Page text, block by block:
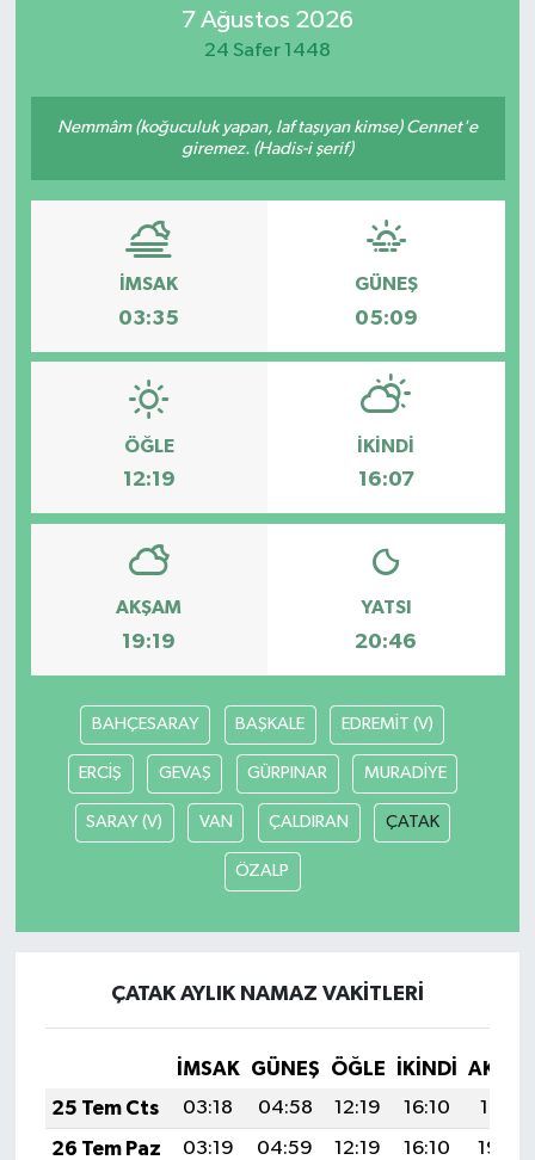
7 Ağustos 2026
24 Safer 1448
Nemmâm (koğuculuk yapan, laf taşıyan kimse) Cennet'e
giremez. (Hadis-i şerif)
İMSAK
03:35
GÜNEŞ
05:09
ÖĞLE
12:19
İKINDI
16:07
AKŞAM
19:19
YATSI
20:46
BAHÇESARAY BAŞKALE EDREMİT (V)
ERCİŞ GEVAŞ GÜRPINAR MURADİYE
SARAY (V) VAN ÇALDIRAN ÇATAK
ÖZALP
ÇATAK AYLIK NAMAZ VAKITLERI
İMSAK GÜNEŞ ÖĞLE İKINDI
25 Tem Cts
03:18 04:58 12:19 16:10
19:31
26 Tem Paz
03:19 04:59 12:19 16:10
19:30